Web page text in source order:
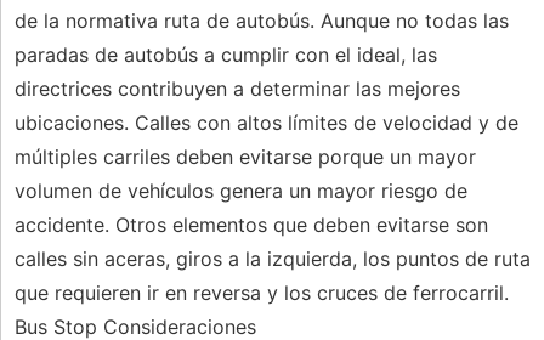
de la normativa ruta de autobús. Aunque no todas las
paradas de autobús a cumplir con el ideal, las
directrices contribuyen a determinar las mejores
ubicaciones. Calles con altos límites de velocidad y de
múltiples carriles deben evitarse porque un mayor
volumen de vehículos genera un mayor riesgo de
accidente. Otros elementos que deben evitarse son
calles sin aceras, giros a la izquierda, los puntos de ruta
que requieren ir en reversa y los cruces de ferrocarril.
Bus Stop Consideraciones